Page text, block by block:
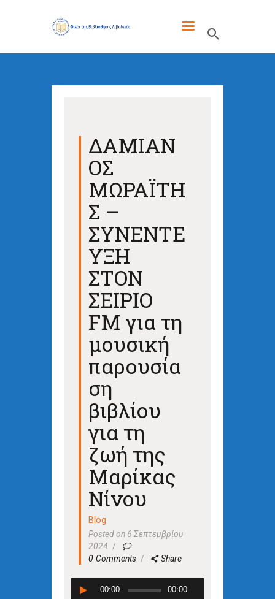
ΦΙΛΟΙ ΤΗΣ ΒΙΒΛΙΟΘΗΚΗΣ
ΕΚΔΌΣΕΙΣ
ΕΝΔΙΑΦΈΡΟΥΝ
ΕΠΙΚΟΙΝΩΝΊΑ
ΔΑΜΙΑΝ
ΟΣ
ΜΩΡΑΪΤΗ
Σ –
ΣΥΝΕΝΤΕ
ΥΞΗ
ΣΤΟΝ
ΣΕΙΡΙΟ
FM για τη
μουσική
παρουσία
ση
βιβλίου
για τη
ζωή της
Μαρίκας
Νίνου
Blog
Posted on 6 Σεπτεμβρίου
2024
0 Comments Share
Πρόγραμμα
00:00 00:00